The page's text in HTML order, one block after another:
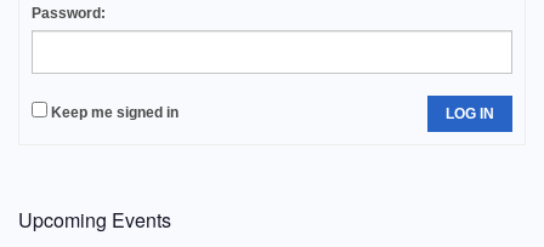
Password:
Keep me signed in LOG IN
Upcoming Events